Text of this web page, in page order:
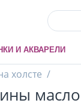
И АКВАРЕЛИ
холсте /